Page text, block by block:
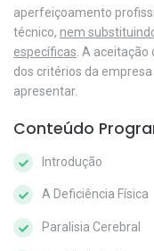
aperfeiçoamento
técnico, nem
específicas . A
dos critérios da
apresentar.
Conteúdo
Introdução
A Deficiência Física
Paralisia Cerebral